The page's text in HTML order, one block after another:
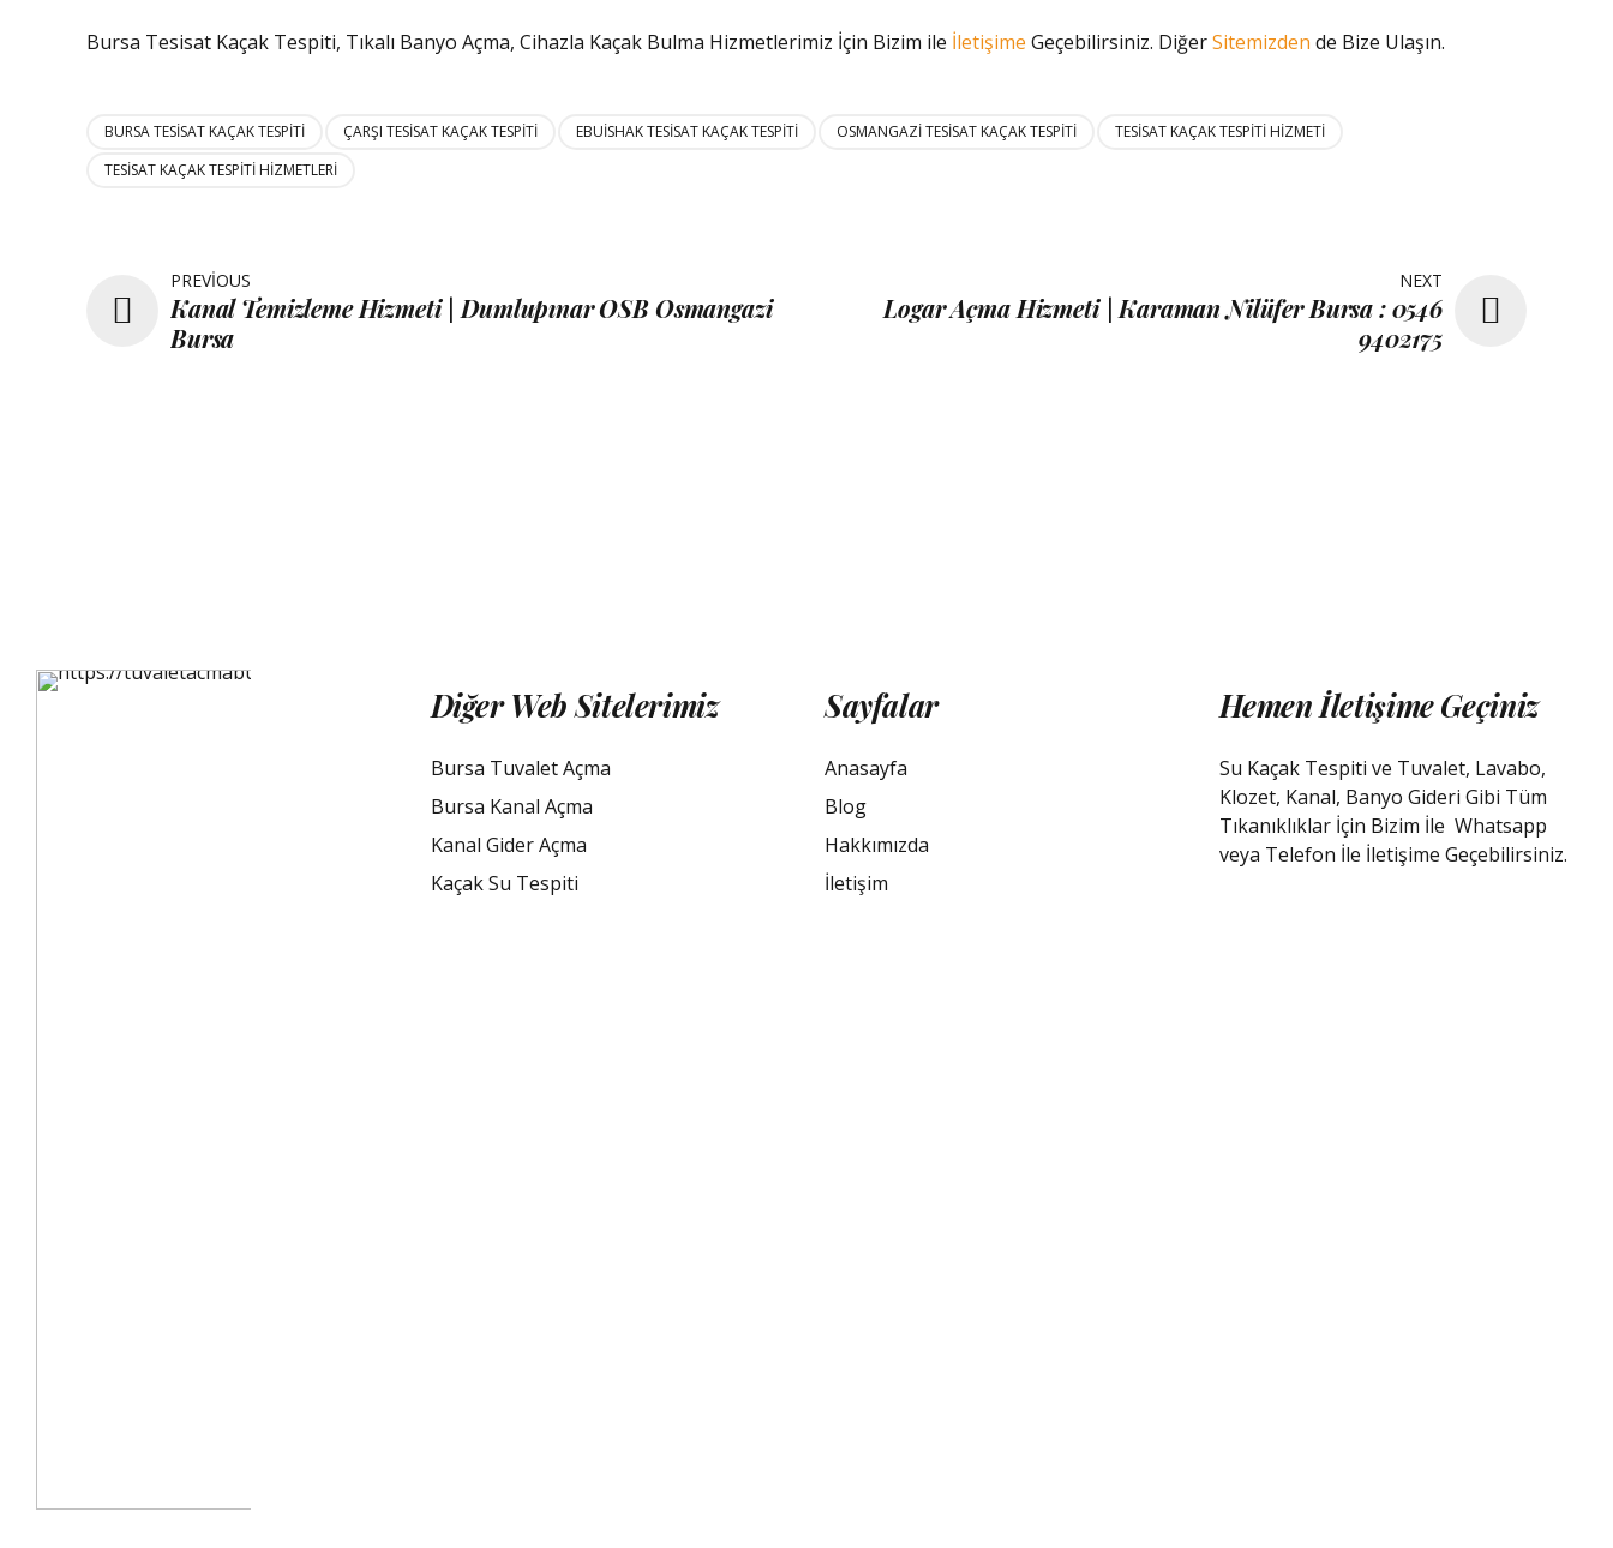
Bursa Tesisat Kaçak Tespiti, Tıkalı Banyo Açma, Cihazla Kaçak Bulma Hizmetlerimiz İçin Bizim ile İletişime Geçebilirsiniz. DiğerSitemizden de Bize Ulaşın.
BURSA TESISAT KAÇAK TESPITI ÇARŞI TESISAT KAÇAK TESPITI EBUİSHAK TESISAT KAÇAK TESPITI OSMANGAZI TESISAT KAÇAK TESPITI
TESISAT KAÇAK TESPITI HIZMETI
TESISAT KAÇAK TESPITI HIZMETLERI
PREVIOUS
Kanal Temizleme Hizmeti | Dumlupınar OSB Osmangazi
Bursa
NEXT
Logar Açma Hizmeti | Karaman Nilüfer Bursa : 0546
9402175
Diğer Web Sitelerimiz
Bursa Tuvalet Açma
Bursa Kanal Açma
Kanal Gider Açma
Kaçak Su Tespiti
Sayfalar
Anasayfa
Blog
Hakkımızda
İletişim
Hemen İletişime Geçiniz
Su Kaçak Tespiti ve Tuvalet, Lavabo,
Klozet, Kanal, Banyo Gideri Gibi Tüm
Tıkanıklıklar İçin Bizim İle Whatsapp
veya Telefon İle İletişime Geçebilirsiniz.